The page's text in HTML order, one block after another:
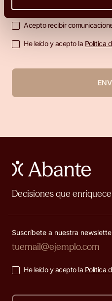
Acepto recibir
He leído y acepto la Política
Decisiones que
Suscríbete a nuestra
He leído y acepto la Política